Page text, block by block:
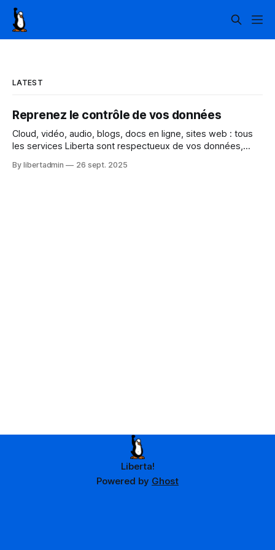
LATEST
Reprenez le contrôle de vos données
Cloud, vidéo, audio, blogs, docs en ligne, sites web : tous
les services Liberta sont respectueux de vos données,
est un hébergeur éthique favorisant les logiciels libres, la
By libertadmin 26 sept. 2025
Liberta!
Powered by Ghost